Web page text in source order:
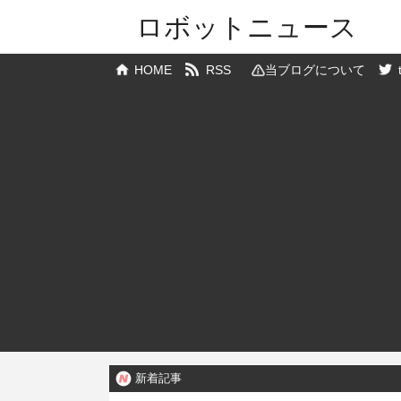
ロボットニュース
HOME RSS 当ブログについて
新着記事